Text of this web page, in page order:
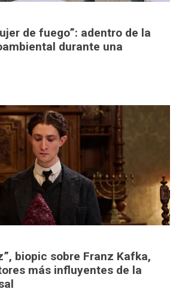
de fuego”: adentro de la
durante una
biopic sobre Franz Kafka,
más influyentes de la